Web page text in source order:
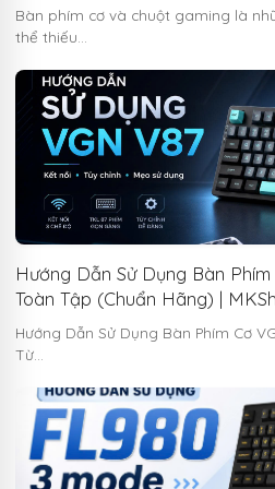
Bàn phím cơ và chuột gaming là
thể thiếu…
Hướng Dẫn Sử Dụng Bàn
Toàn Tập (Chuẩn Hãng) |
Hướng Dẫn Sử Dụng Bàn Phím Cơ
Từ…